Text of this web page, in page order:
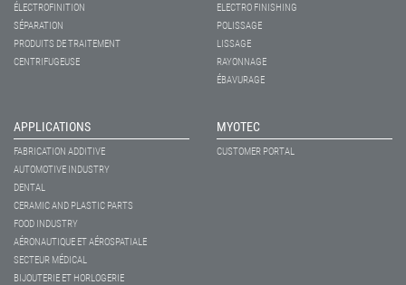
ÉLECTROFINITION
SÉPARATION
PRODUITS DE TRAITEMENT
CENTRIFUGEUSE
ELECTRO FINISHING
POLISSAGE
LISSAGE
RAYONNAGE
ÉBAVURAGE
APPLICATIONS
FABRICATION ADDITIVE
AUTOMOTIVE INDUSTRY
DENTAL
CERAMIC AND PLASTIC PARTS
FOOD INDUSTRY
AÉRONAUTIQUE ET AÉROSPATIALE
SECTEUR MÉDICAL
BIJOUTERIE ET HORLOGERIE
MYOTEC
CUSTOMER PORTAL